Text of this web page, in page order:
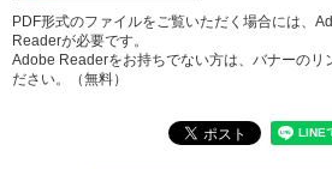
PDF形式のファイルをご覧いただく場合には、
Readerが必要です。
Adobe Readerをお持ちでない方は、バナーのリ
ださい。（無料）